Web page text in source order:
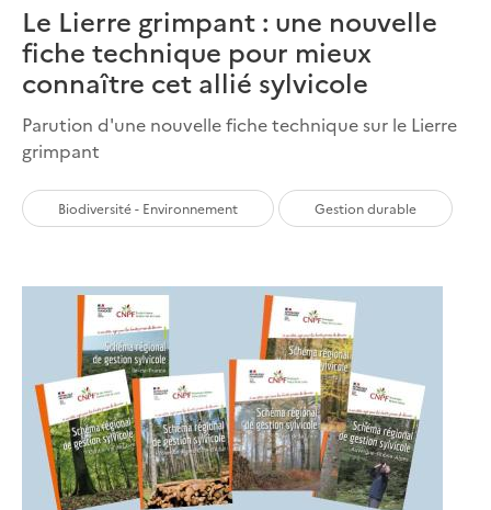
Le Lierre grimpant : une nouvelle
fiche technique pour mieux
connaître cet allié sylvicole
Parution d'une nouvelle fiche technique sur le Lierre
grimpant
Biodiversité - Environnement Gestion durable